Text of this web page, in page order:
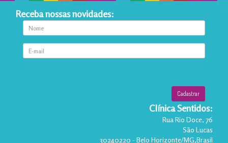
Receba nossas novidades:
Clínica Sentidos:
Rua Rio Doce, 76
São Lucas
30240220 - Belo Horizonte/MG,Brasil